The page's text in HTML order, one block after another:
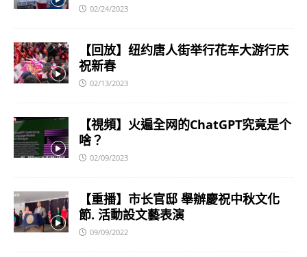
02/24/2023
【回放】纽约唐人街举行花车大游行庆
祝新春
02/13/2023
【視頻】火遍全网的ChatGPT究竟是个
啥？
02/09/2023
【重播】市长官邸 舉辦慶祝中秋文化
節. 活動設文藝表演
09/09/2022